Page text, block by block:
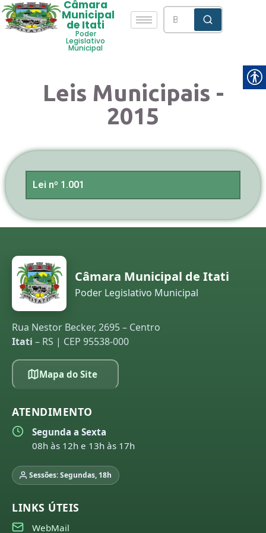
Câmara
Municipal
de Itati
Poder
Legislativo
Municipal
Leis Municipais -
2015
Lei nº 1.001
Câmara Municipal de Itati
Poder Legislativo Municipal
Rua Nestor Becker, 2695 – Centro
Itati – RS | CEP 95538-000
Mapa do Site
ATENDIMENTO
Segunda a Sexta
08h às 12h e 13h às 17h
Sessões: Segundas, 18h
LINKS ÚTEIS
WebMail